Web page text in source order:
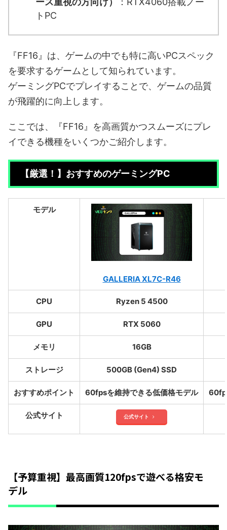
トPC
『FF16』は、ゲームの中でも特に高いPCスペック
を要求するゲームとして知られています。
ゲーミングPCでプレイすることで、ゲームの品質
が飛躍的に向上します。
ここでは、『FF16』を高画質かつスムーズにプレ
イできる機種をいくつかご紹介します。
【厳選！】おすすめのゲーミングPC
モデル
GALLERIA XL7C-R46
CPU Ryzen 5 4500
GPU RTX 5060
メモリ 16GB
ストレージ 500GB (Gen4) SSD
おすすめポイント 60fpsを維持できる低価格モデル
公式サイト 公式サイト
【予算重視】最高画質120fpsで遊べる格安モ
デル